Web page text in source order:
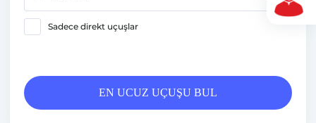
Sadece direkt uçuşlar
EN UCUZ UÇUŞU BUL